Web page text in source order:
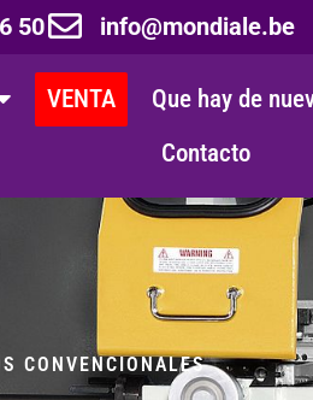
50 info@mondiale.be
VENTA Que hay de
Contacto
CONVENCIONALES